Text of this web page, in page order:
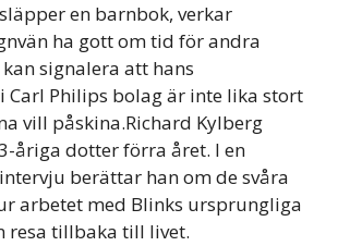
en barnbok, verkar
ha gott om tid för andra
signalera att hans
Carl Philips bolag är inte lika stort
vill påskina.Richard Kylberg
åriga dotter förra året. I en
berättar han om de svåra
arbetet med Blinks ursprungliga
resa tillbaka till livet.